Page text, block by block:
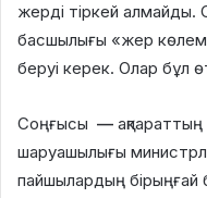
жерді тіркей
басшылығы «жер
беруі керек. Олар бұл
Соңғысы —
шаруашылығы
пайшылардың бірыңғай